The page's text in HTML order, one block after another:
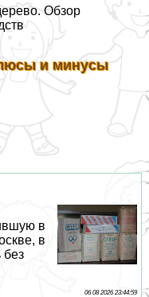
Обзор
и минусы
в
в
06 08 2026 23:44:59